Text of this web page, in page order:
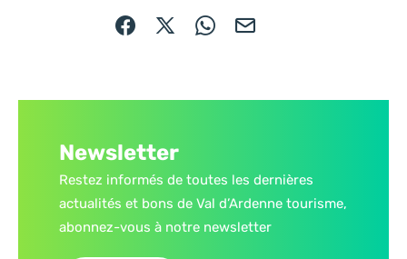
Partager sur Facebook (nouvelle fenêtre)
Partager sur X / Twitter (nouvelle
Partager sur WhatsApp
Partager par mail
Newsletter
Restez informés de toutes les dernières
actualités et bons de Val d’Ardenne tourisme,
abonnez-vous à notre newsletter